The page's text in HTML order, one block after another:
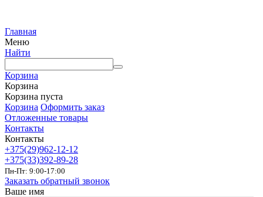
Главная
Меню
Найти
Корзина
Корзина
Корзина пуста
Корзина Оформить заказ
Отложенные товары
Контакты
Контакты
+375(29)962-12-12
+375(33)392-89-28
Пн-Пт: 9:00-17:00
Заказать обратный звонок
Ваше имя